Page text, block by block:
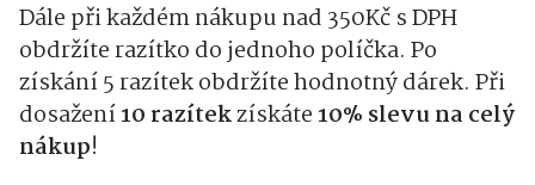
Dále při každém nákupu nad 350Kč s DPH
obdržíte razítko do jednoho políčka. Po
získání 5 razítek obdržíte hodnotný dárek. Při
dosažení10 razítekzískáte 10% slevu na celý
nákup!